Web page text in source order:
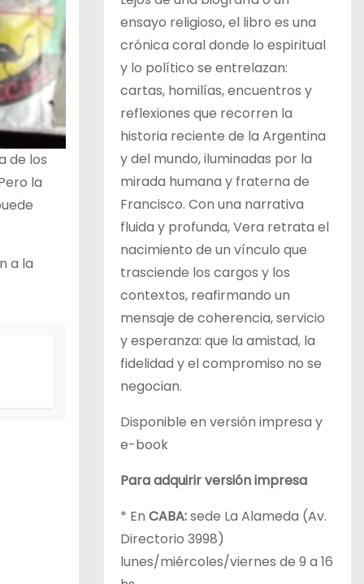
de los
la
a la
ensayo religioso, el libro es una
crónica coral donde lo espiritual
y lo político se entrelazan:
cartas, homilías, encuentros y
reflexiones que recorren la
historia reciente de la Argentina
y del mundo, iluminadas por la
mirada humana y fraterna de
Francisco. Con una narrativa
fluida y profunda, Vera retrata el
nacimiento de un vínculo que
trasciende los cargos y los
contextos, reafirmando un
mensaje de coherencia, servicio
y esperanza: que la amistad, la
fidelidad y el compromiso no se
negocian.
Disponible en versión impresa y
e-book
Para adquirir versión impresa
* En CABA:sede La Alameda (Av.
Directorio 3998)
lunes/miércoles/viernes de 9 a 16